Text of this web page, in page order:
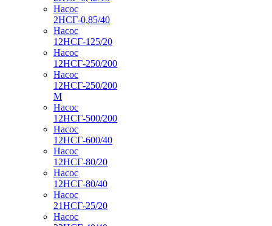
Насос
2НСГ-0,85/40
Насос
12НСГ-125/20
Насос
12НСГ-250/200
Насос
12НСГ-250/200
М
Насос
12НСГ-500/200
Насос
12НСГ-600/40
Насос
12НСГ-80/20
Насос
12НСГ-80/40
Насос
21НСГ-25/20
Насос